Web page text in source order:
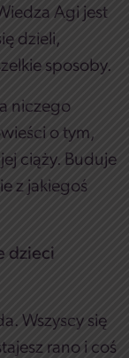
Agi jest
dzieli,
sposoby.
niczego
o tym,
ciąży. Buduje
z jakiegoś
dzieci
Wszyscy się
rano i coś